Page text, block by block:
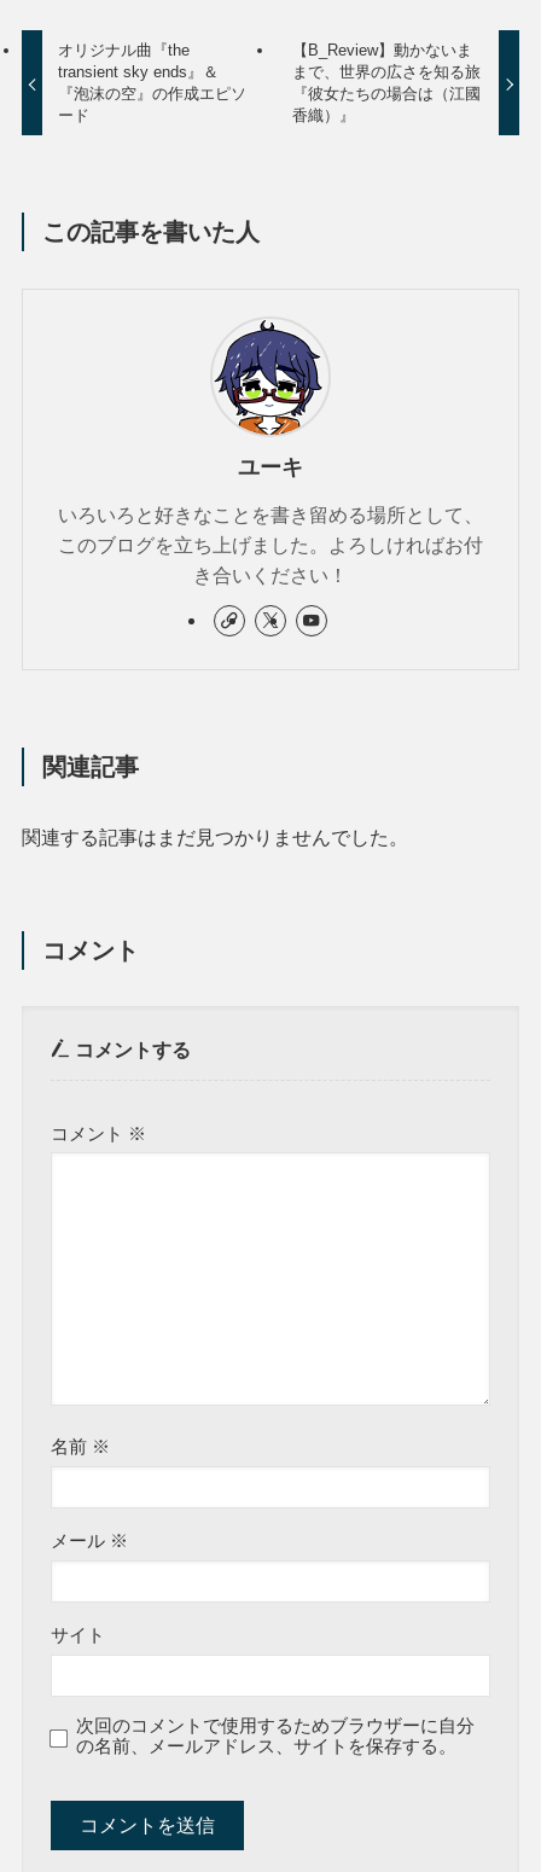
オリジナル曲『the
transient sky ends』＆
『泡沫の空』の作成エピソ
ード
【B_Review】動かないま
まで、世界の広さを知る旅
『彼女たちの場合は（江國
香織）』
この記事を書いた人
ユーキ
いろいろと好きなことを書き留める場所として、
このブログを立ち上げました。よろしければお付
き合いください！
関連記事
関連する記事はまだ見つかりませんでした。
コメント
コメントする
コメント ※
名前 ※
メール ※
サイト
次回のコメントで使用するためブラウザーに自分
の名前、メールアドレス、サイトを保存する。